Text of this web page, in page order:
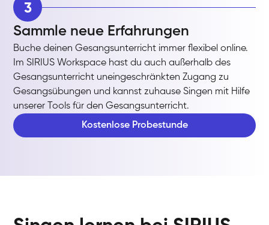
3
Sammle neue Erfahrungen
Buche deinen Gesangsunterricht immer flexibel online.
Im SIRIUS Workspace hast du auch außerhalb des
Gesangsunterricht uneingeschränkten Zugang zu
Gesangsübungen und kannst zuhause Singen mit Hilfe
unserer Tools für den Gesangsunterricht.
Kostenlose Probestunde